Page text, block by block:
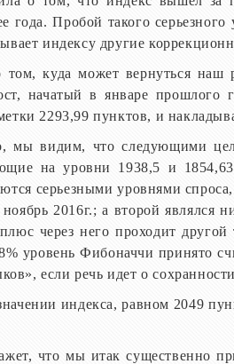
года. Пробой такого
индексу другие
куда может вернуться наш
начатый в январе прошлого
2293,99 пунктов, и
мы видим, что следующими
на уровни 1938,5 и
серьезными уровнями
2016г.; а второй являлся
через него проходит
уровень Фибоначчи принято
если речь идет о
индекса, равном 2049
что мы итак существенно